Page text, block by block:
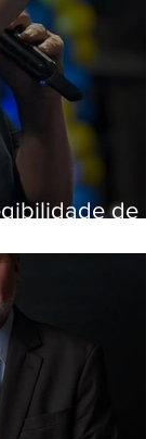
de